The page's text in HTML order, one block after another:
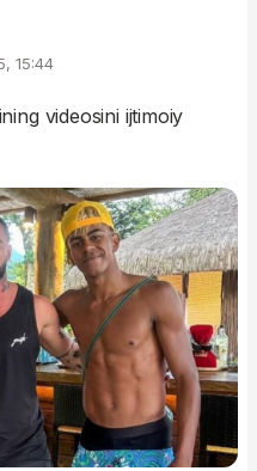
15:44
videosini ijtimoiy